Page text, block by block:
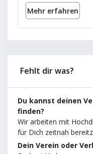
Mehr erfahren
Fehlt dir was?
Du kannst deinen
finden?
Wir arbeiten mit
für Dich zeitnah
Dein Verein oder